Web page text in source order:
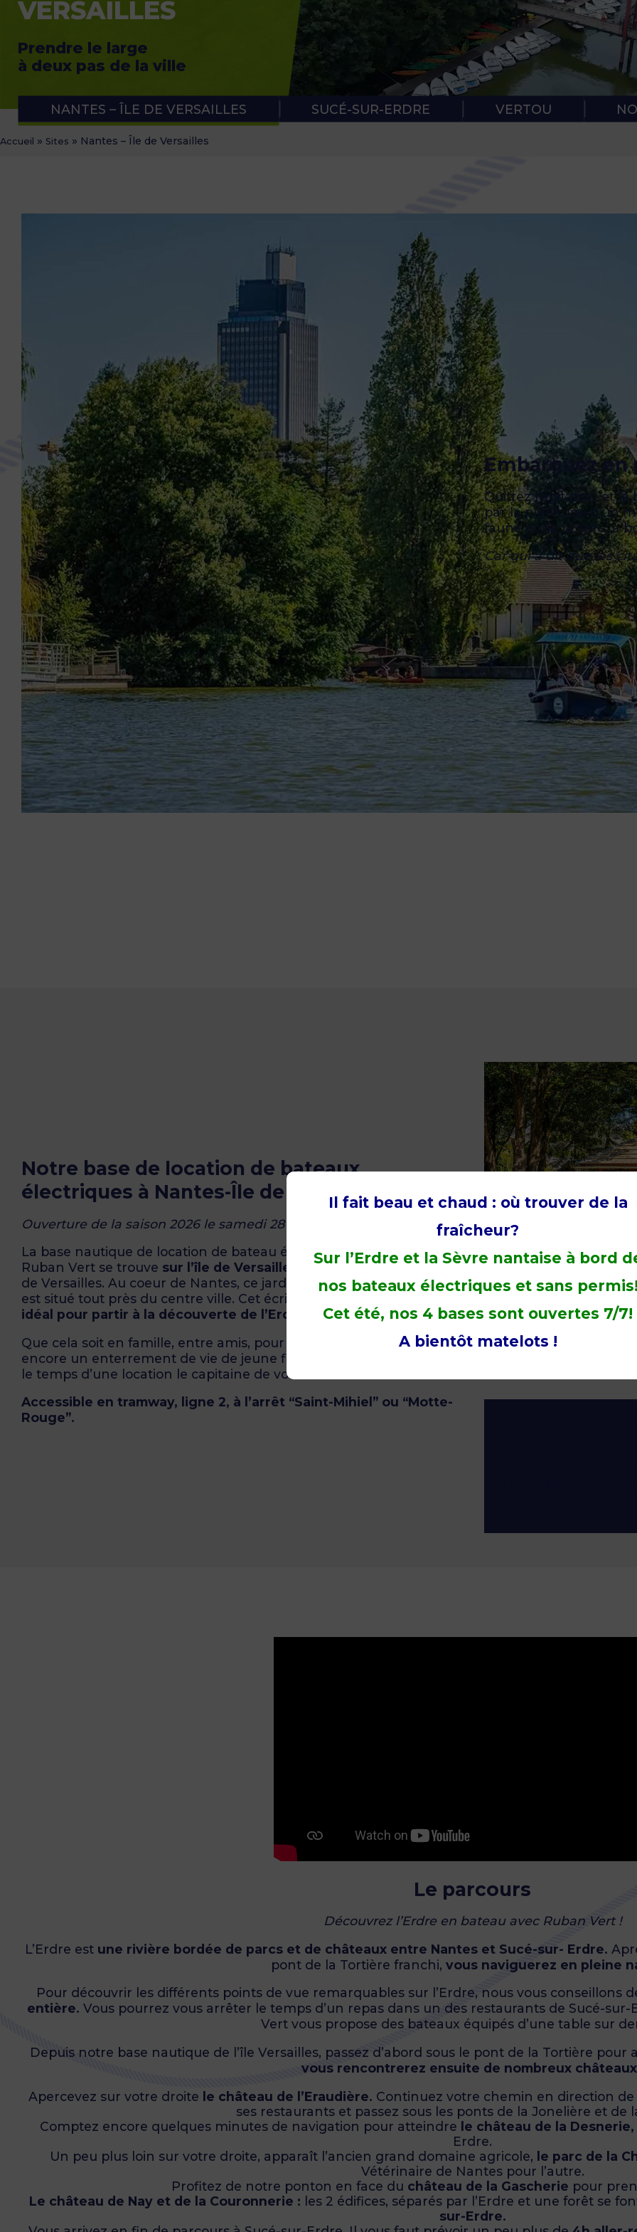
RUBAN VERT
VERSAILLES
Prendre le large
à deux pas de la ville
NANTES – ÎLE DE VERSAILLES SUCÉ-SUR-ERDRE VERTOU
Accueil » Sites » Nantes – Île de Versailles
Embarquez en
Quittez l’agitation et le
par la plénitude d’un
faune et de la flore, à
Car qui a dit que les
Notre base de location de bateaux
électriques à Nantes-Île de Versailles
Ouverture de la saison 2026 le samedi 28 mars!
La base nautique de location de bateau électrique à Nantes de
Ruban Vert se trouve sur l’île de Versailles
, juste en face du 39, quai
de Versailles. Au coeur de Nantes, ce jardin public de style japonais
est situé tout près du centre ville. Cet écrin de verdure est
idéal pour partir à la découverte de l’Erdre
Que cela soit en famille, entre amis, pour fêter un anniversaire, ou
encore un enterrement de vie de jeune fille, ou de garçon, devenez
le temps d’une location le capitaine de vos envies.
Accessible en tramway, ligne 2, à l’arrêt “Saint-Mihiel” ou “Motte-
Rouge”.
Le parcours
Découvrez l’Erdre en bateau avec Ruban Vert !
L’Erdre est une rivière bordée de parcs et de châteaux entre Nantes et Sucé-sur- Erdre.
pont de la Tortière franchi, vous naviguerez en pleine
Pour découvrir les différents points de vue remarquables sur l’Erdre, nous vous conseillons
entière. Vous pourrez vous arrêter le temps d’un repas dans un des restaurants de Sucé-
Vert vous propose des bateaux équipés d’une table sur
Depuis notre base nautique de l’île Versailles, passez d’abord sous le pont de la Tortière
vous rencontrerez ensuite de nombreux
Apercevez sur votre droite le château de l’Eraudière. Continuez votre chemin en direction de
ses restaurants et passez sous les ponts de la Jonelière et de
Comptez encore quelques minutes de navigation pour atteindre le château de la Desnerie,
Erdre.
Un peu plus loin sur votre droite, apparaît l’ancien grand domaine agricole, le parc de la
Vétérinaire de Nantes pour l’autre.
Profitez de notre ponton en face du château de la Gascherie pour
Le château de Nay et de la Couronnerie : les 2 édifices, séparés par l’Erdre et une forêt se
sur-Erdre.
Il fait beau et chaud : où trouver de la
fraîcheur?
Sur l’Erdre et la Sèvre nantaise à bord
nos bateaux électriques et sans
Cet été, nos 4 bases sont ouvertes 7/7!
A bientôt matelots !